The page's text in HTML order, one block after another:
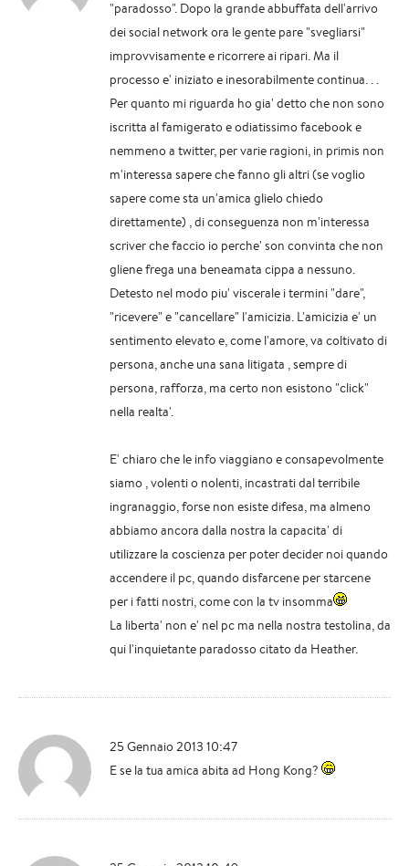
"paradosso". Dopo la grande abbuffata dell'arrivo
dei social network ora le gente pare "svegliarsi"
improvvisamente e ricorrere ai ripari. Ma il
processo e' iniziato e inesorabilmente continua. . .
Per quanto mi riguarda ho gia' detto che non sono
iscritta al famigerato e odiatissimo facebook e
nemmeno a twitter, per varie ragioni, in primis non
m'interessa sapere che fanno gli altri (se voglio
sapere come sta un'amica glielo chiedo
direttamente) , di conseguenza non m'interessa
scriver che faccio io perche' son convinta che non
gliene frega una beneamata cippa a nessuno.
Detesto nel modo piu' viscerale i termini "dare",
"ricevere" e "cancellare" l'amicizia. L'amicizia e' un
sentimento elevato e, come l'amore, va coltivato di
persona, anche una sana litigata , sempre di
persona, rafforza, ma certo non esistono "click"
nella realta'.
E' chiaro che le info viaggiano e consapevolmente
siamo , volenti o nolenti, incastrati dal terribile
ingranaggio, forse non esiste difesa, ma almeno
abbiamo ancora dalla nostra la capacita' di
utilizzare la coscienza per poter decider noi quando
accendere il pc, quando disfarcene per starcene
per i fatti nostri, come con la tv insomma
La liberta' non e' nel pc ma nella nostra testolina, da
qui l'inquietante paradosso citato da Heather.
25 Gennaio 2013 10:47
E se la tua amica abita ad Hong Kong?